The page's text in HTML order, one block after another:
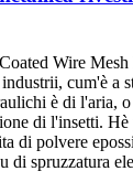
Wire
cum'è a
è di l'aria, o
di l'insetti. Hè
di polvere
di spruzzatura